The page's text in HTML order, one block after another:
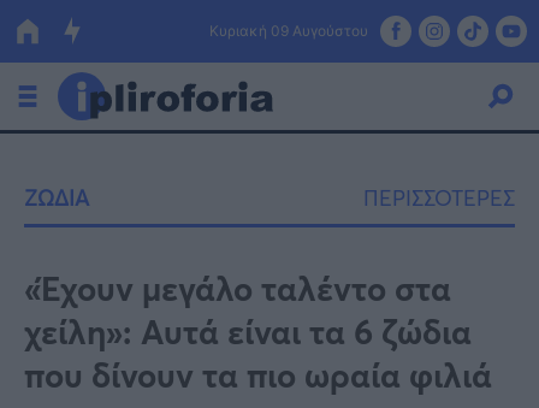
Κυριακή 09 Αυγούστου
Οικονομία
Πολιτική
Τράπεζες
Επιδοτήσεις
Κόσμος
ΖΩΔΙΑ ΠΕΡΙΣΣΟΤΕΡΕΣ
«Έχουν μεγάλο ταλέντο στα
χείλη»: Αυτά είναι τα 6 ζώδια
που δίνουν τα πιο ωραία φιλιά